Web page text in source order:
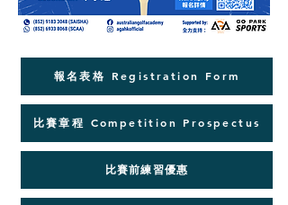
報名表格 Registration Form
比賽章程 Competition Prospectus
比賽前練習優惠